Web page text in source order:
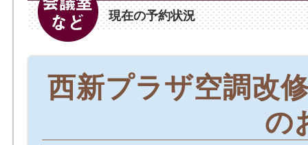
現在の予約状況
西新プラザ空調改
の